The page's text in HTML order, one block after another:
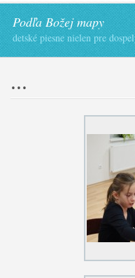
Podľa Božej mapy
detské piesne nielen pre
...